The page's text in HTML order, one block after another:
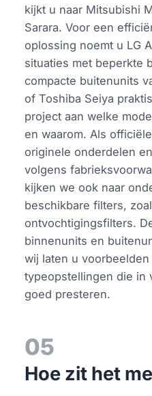
kijkt u naar Mitsubishi
Sarara. Voor een
oplossing noemt u LG
situaties met beperkte
compacte buitenunits
of Toshiba Seiya
project aan welke
en waarom. Als
originele onderdelen
volgens
kijken we ook naar
beschikbare filters,
ontvochtigingsfilters.
binnenunits en
wij laten u voorbeelden
typeopstellingen die in
goed presteren.
05
Hoe zit het